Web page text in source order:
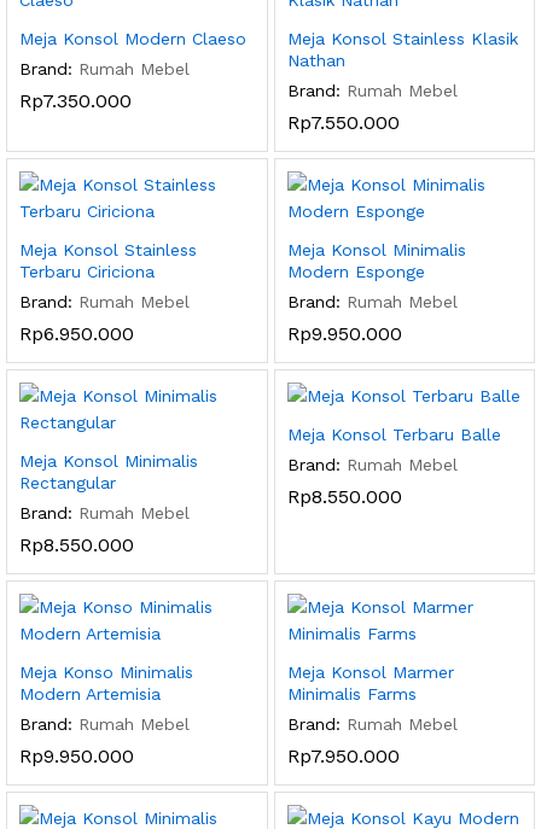
Meja Konsol Modern Claeso
Brand: Rumah Mebel
Rp7.350.000
Meja Konsol Stainless Klasik
Nathan
Brand: Rumah Mebel
Rp7.550.000
Meja Konsol Stainless
Terbaru Ciriciona
Brand: Rumah Mebel
Rp6.950.000
Meja Konsol Minimalis
Modern Esponge
Brand: Rumah Mebel
Rp9.950.000
Meja Konsol Minimalis
Rectangular
Brand: Rumah Mebel
Rp8.550.000
Meja Konsol Terbaru Balle
Brand: Rumah Mebel
Rp8.550.000
Meja Konso Minimalis
Modern Artemisia
Brand: Rumah Mebel
Rp9.950.000
Meja Konsol Marmer
Minimalis Farms
Brand: Rumah Mebel
Rp7.950.000